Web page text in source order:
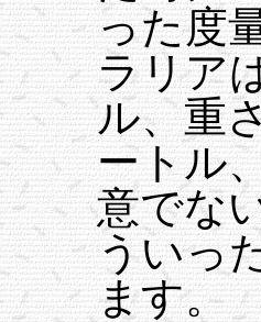
った度
ラリア
ル、重
ートル
意でな
ういっ
ます。